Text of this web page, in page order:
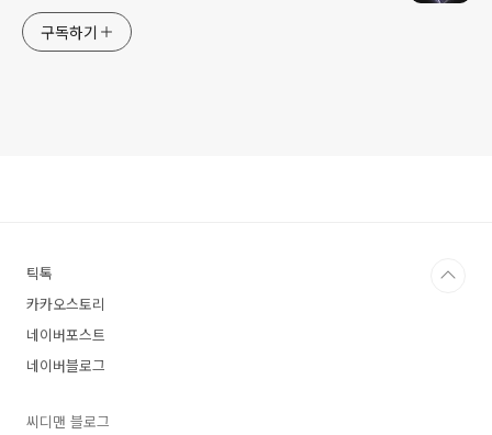
구독하기
틱톡
카카오스토리
네이버포스트
네이버블로그
씨디맨 블로그